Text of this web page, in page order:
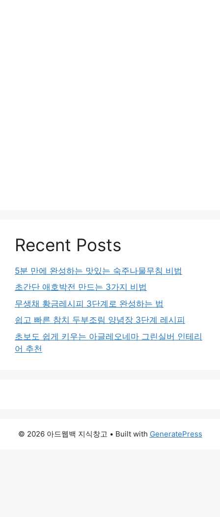
Recent Posts
5분 만에 완성하는 맛있는 숙주나물무침 비법
초간단 애호박전 만드는 3가지 비법
무생채 황금레시피 3단계로 완성하는 법
쉽고 빠른 참치 두부조림 양념장 3단계 레시피
초보도 쉽게 키우는 아글레오네마 그린실버 인테리
어 추천
© 2026 아드웹백 지식창고 • Built with GeneratePress